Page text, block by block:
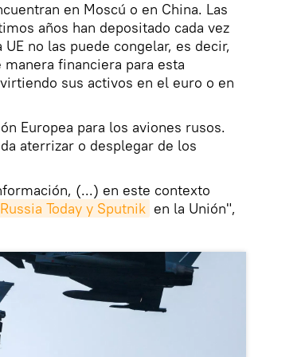
en Moscú o en China. Las
años han depositado cada vez
no las puede congelar, es decir,
financiera para esta
sus activos en el euro o en
Europea para los aviones rusos.
aterrizar o desplegar de los
(...) en este contexto
Today y Sputnik en la Unión",